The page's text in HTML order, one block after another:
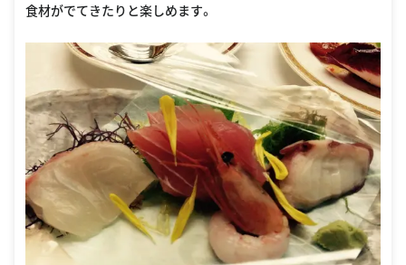
食材がでてきたりと楽しめます。